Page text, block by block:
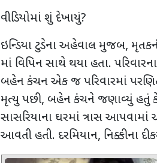
વીડિયોમાં શું દેખાયું?
ઇન્ડિયા ટુડેના અહેવાલ મુજબ,
માં વિપિન સાથે થયા હતા.
બહેન કંચન એક જ પરિવારમાં
મૃત્યુ પછી, બહેન કંચને જણાવ્યું હતું
સાસરિયાના ઘરમાં ત્રાસ
આવતી હતી. દરમિયાન, નિક્કીના